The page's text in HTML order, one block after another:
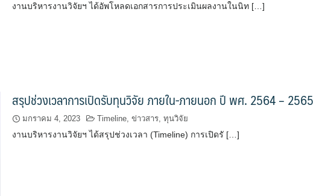
งานบริหารงานวิจัยฯ ได้อัพโหลดเอกสารการประเมินผลงานในนิท […]
สรุปช่วงเวลาการเปิดรับทุนวิจัย ภายใน-ภายนอก ปี พศ. 2564 – 2565
มกราคม 4, 2023 Timeline,ข่าวสาร,ทุนวิจัย
งานบริหารงานวิจัยฯ ได้สรุปช่วงเวลา (Timeline) การเปิดรั […]